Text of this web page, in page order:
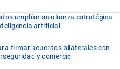
amplían su alianza estratégica
artificial
firmar acuerdos bilaterales con
y comercio